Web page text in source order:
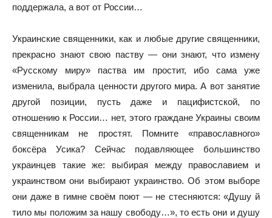
поддержала, а вот от России…
Украинские священники, как и любые другие священники,
прекрасно знают свою паству — они знают, что измену
«Русскому миру» паства им простит, ибо сама уже
изменила, выбрала ценности другого мира. А вот занятие
другой позиции, пусть даже и пацифистской, по
отношению к России… нет, этого граждане Украины своим
священникам не простят. Помните «православного»
боксёра Усика? Сейчас подавляющее большинство
украинцев такие же: выбирая между православием и
украинством они выбирают украинство. Об этом выборе
они даже в гимне своём поют — не стесняются: «Душу й
тило мы положим за нашу свободу…», то есть они и душу